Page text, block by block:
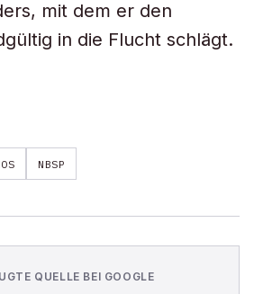
mit dem er den
in die Flucht schlägt.
NBSP
QUELLE BEI GOOGLE